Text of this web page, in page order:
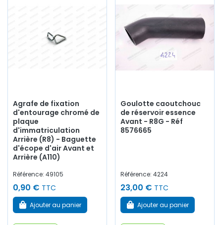
Agrafe de fixation
d'entourage chromé de
plaque
d'immatriculation
Arrière (R8) - Baguette
d'écope d'air Avant et
Arrière (A110)
Référence: 49105
0,90 € TTC
Ajouter au panier
Goulotte caoutchouc
de réservoir essence
Avant - R8G - Réf
8576665
Référence: 4224
23,00 € TTC
Ajouter au panier